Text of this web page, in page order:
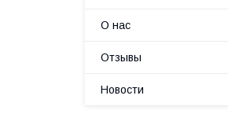
О нас
Отзывы
Новости